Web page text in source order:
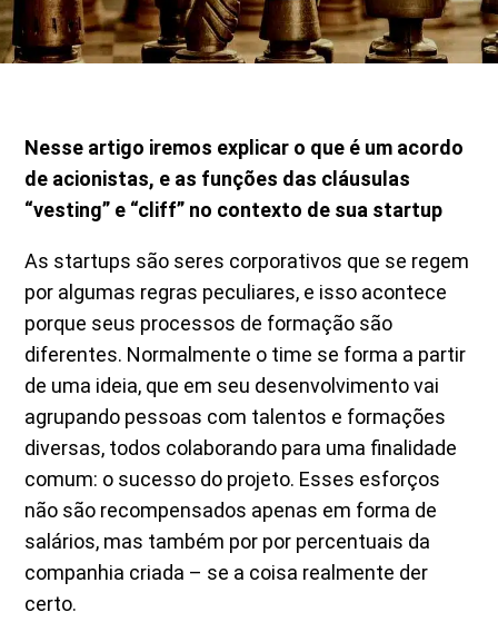
Nesse artigo iremos explicar o que é um acordo
de acionistas, e as funções das cláusulas
“vesting” e “cliff” no contexto de sua startup
As startups são seres corporativos que se regem
por algumas regras peculiares, e isso acontece
porque seus processos de formação são
diferentes. Normalmente o time se forma a partir
de uma ideia, que em seu desenvolvimento vai
agrupando pessoas com talentos e formações
diversas, todos colaborando para uma finalidade
comum: o sucesso do projeto. Esses esforços
não são recompensados apenas em forma de
salários, mas também por por percentuais da
companhia criada – se a coisa realmente der
certo.